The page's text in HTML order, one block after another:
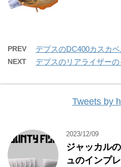
PREV デプスのDC400カスカベ
NEXT デプスのリアライザーの
Tweets by
2023/12/09
ジャッカル
ュのインプレ